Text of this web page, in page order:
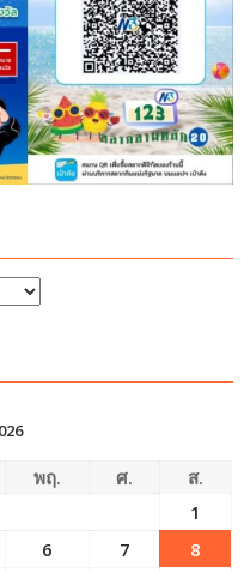
พฤ. ศ.
ส.
1
6 7
8